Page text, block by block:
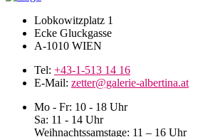
Lobkowitzplatz 1
Ecke Gluckgasse
A-1010 WIEN
Tel: +43-1-513 14 16
E-Mail: zetter@galerie-albertina.at
Mo - Fr: 10 - 18 Uhr
Sa: 11 - 14 Uhr
Weihnachtssamstage: 11 – 16 Uhr